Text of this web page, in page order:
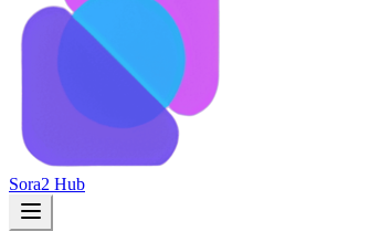
Sora2 Hub